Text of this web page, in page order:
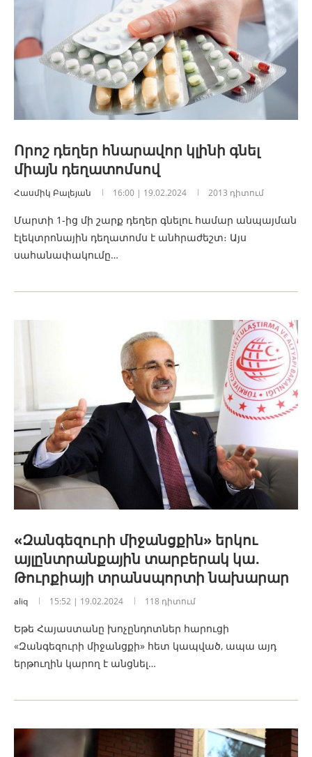
Որոշ դեղեր հնարավոր կլինի գնել
միայն դեղատոմսով
Հասմիկ Բալեյան 16:00 | 19.02.2024 2013 դիտում
Մարտի 1-ից մի շարք դեղեր գնելու համար անպայման
էլեկտրոնային դեղատոմս է անհրաժեշտ։ Այս
սահանափակումը…
«Զանգեզուրի միջանցքին» երկու
այլընտրանքային տարբերակ կա․
Թուրքիայի տրանսպորտի նախարար
aliq 15:52 | 19.02.2024 118 դիտում
Եթե Հայաստանը խոչընդոտներ հարուցի
«Զանգեզուրի միջանցքի» հետ կապված, ապա այդ
երթուղին կարող է անցնել…